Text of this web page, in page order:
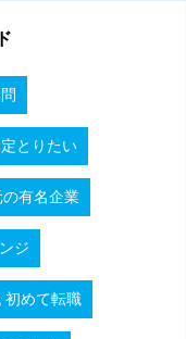
とりたい
有名企業
ジ
初めて転職